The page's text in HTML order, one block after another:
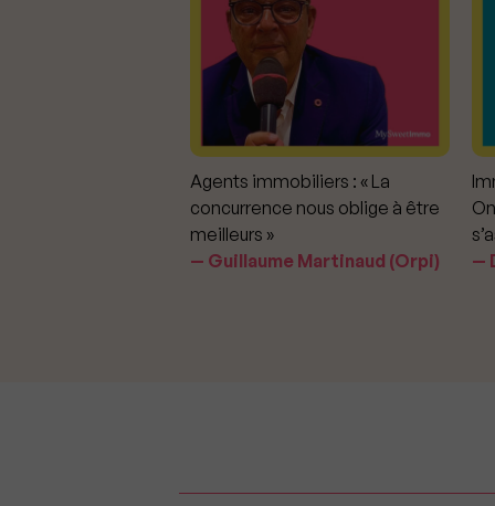
Agents immobiliers : « La
concurrence nous oblige à être
meilleurs »
Guillaume Martinaud (Orpi)